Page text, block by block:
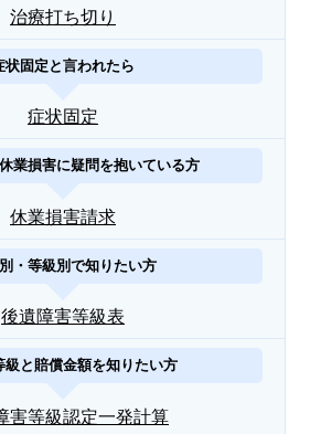
治療打ち切り
状固定と言われたら
症状固定
業損害に疑問を抱いている方
休業損害請求
・等級別で知りたい方
後遺障害等級表
級と賠償金額を知りたい方
害等級認定一発計算